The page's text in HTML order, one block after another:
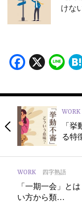
けな
X
WORK
「
る特
WORK 四字熟語
「一期一会」と
い方から類…